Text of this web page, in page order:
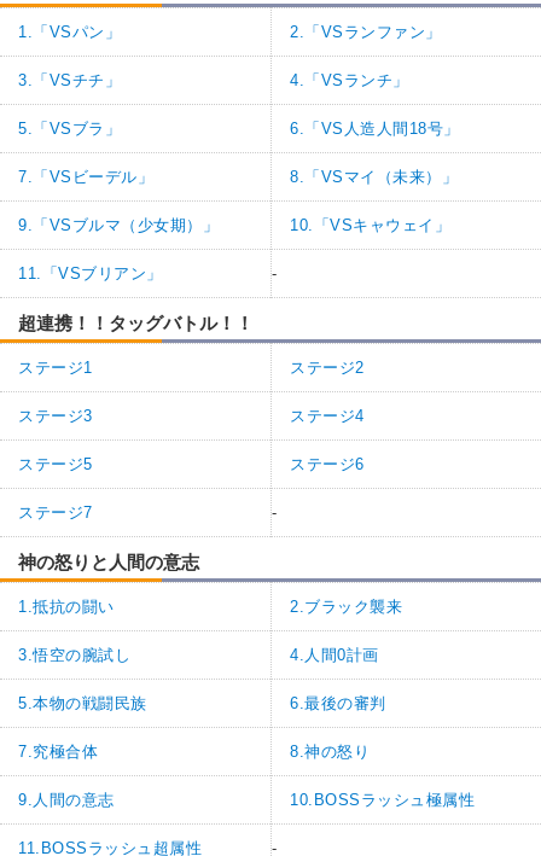
1.「VSパン」 2.「VSランファン」
3.「VSチチ」 4.「VSランチ」
5.「VSブラ」 6.「VS人造人間18号」
7.「VSビーデル」 8.「VSマイ（未来）」
9.「VSブルマ（少女期）」 10.「VSキャウェイ」
11.「VSブリアン」 -
超連携！！タッグバトル！！
ステージ1 ステージ2
ステージ3 ステージ4
ステージ5 ステージ6
ステージ7 -
神の怒りと人間の意志
1.抵抗の闘い 2.ブラック襲来
3.悟空の腕試し 4.人間0計画
5.本物の戦闘民族 6.最後の審判
7.究極合体 8.神の怒り
9.人間の意志 10.BOSSラッシュ極属性
11.BOSSラッシュ超属性 -